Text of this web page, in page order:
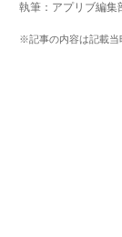
ゲーム
くして
執筆：アプリブ編集
※記事の内容は記載当